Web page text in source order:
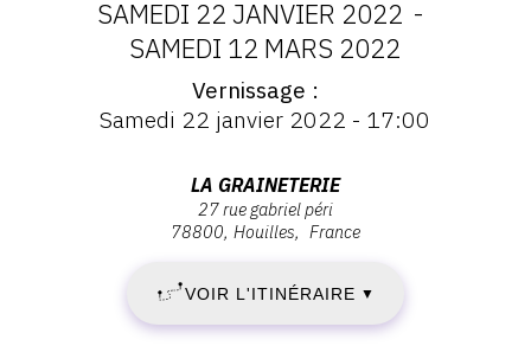
CONTACT
CGU
CGV
SUIVEZ-NOUS
INSTAGRAM
FACEBOOK
DATES
:
22
2022
SAMEDI 22 JANVIER 2022 -
SAMEDI 12 MARS 2022
Vernissage
Samedi 22 janvier 2022 - 17:00
LA GRAINETERIE
27 rue gabriel péri
78800 Houilles France
VOIR L'ITINÉRAIRE ▼